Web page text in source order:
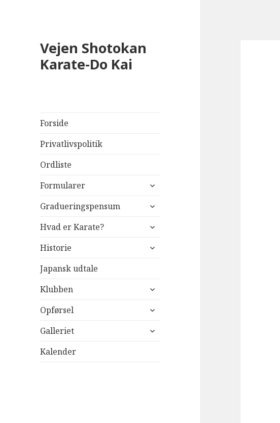
Vejen Shotokan
Karate-Do Kai
Forside
Privatlivspolitik
Ordliste
Formularer
udvid
Gradueringspensum
udvid
Hvad er Karate?
udvid
Historie
udvid
Japansk udtale
Klubben
udvid
Opførsel
udvid
Galleriet
udvid
Kalender